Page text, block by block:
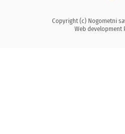
Copyright (c) Nogometni
Web development